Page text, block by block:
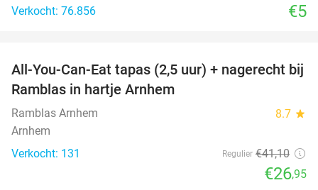
Verkocht: 76.856
€5
34%
All-You-Can-Eat tapas (2,5 uur) + nagerecht bij
Ramblas in hartje Arnhem
Ramblas Arnhem 8.7 star
Arnhem
Verkocht: 131
Regulier €41,10
€26,95